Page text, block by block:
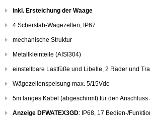
inkl. Ersteichung der Waage
4 Scherstab-Wägezellen, IP67
mechanische Struktur
Metallkleinteile (AISI304)
einstellbare Lastfüße und Libelle, 2 Räder und
Wägezellenspeisung max. 5/15Vdc
5m langes Kabel (abgeschirmt) für den Anschluss
Anzeige DFWATEX3GD: IP68, 17 Bedien-/